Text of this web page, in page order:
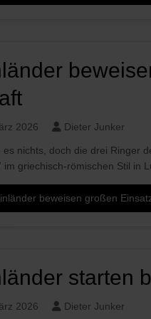
2026 Dieter Junker
nichts, doch die drei Ringer
griechisch-römischen Stil in
beweisen großen
starten
2026 Dieter Junker